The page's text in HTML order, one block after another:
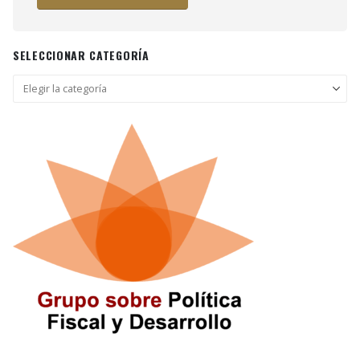
SELECCIONAR CATEGORÍA
Seleccionar
categoría